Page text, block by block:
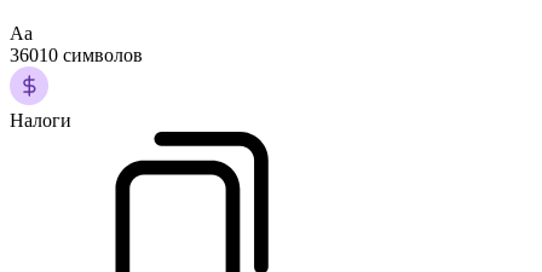
Аа
36010 символов
Налоги